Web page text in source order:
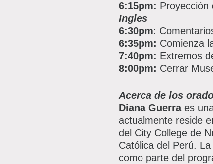
6:15pm: Proyección
Ingles
6:30pm:
6:35pm: Comienza
7:40pm: Extremos
8:00pm: Cerrar
Acerca de los
Diana Guerraes
actualmente reside
del City College de
Católica del Perú.
como parte del